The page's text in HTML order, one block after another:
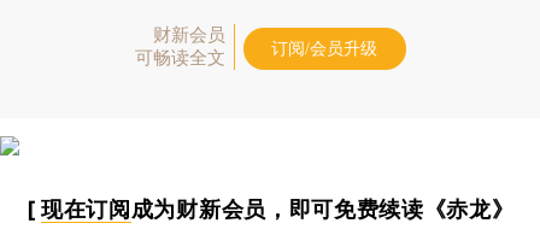
财新会员
可畅读全文
订阅/会员升级
[现在订阅成为财新会员，即可免费续读《赤龙》